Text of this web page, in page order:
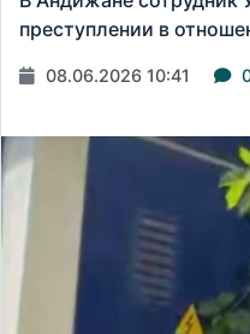
преступлении в
08.06.2026 10:41